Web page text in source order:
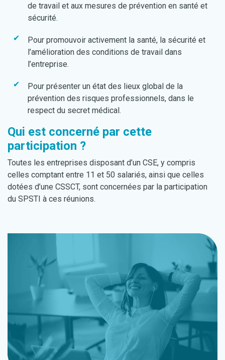
de travail et aux mesures de prévention en santé et
sécurité.
Pour promouvoir activement la santé, la sécurité et
l’amélioration des conditions de travail dans
l’entreprise.
Pour présenter un état des lieux global de la
prévention des risques professionnels, dans le
respect du secret médical.
Qui est concerné par cette
participation ?
Toutes les entreprises disposant d’un CSE, y compris
celles comptant entre 11 et 50 salariés, ainsi que celles
dotées d’une CSSCT, sont concernées par la participation
du SPSTI à ces réunions.